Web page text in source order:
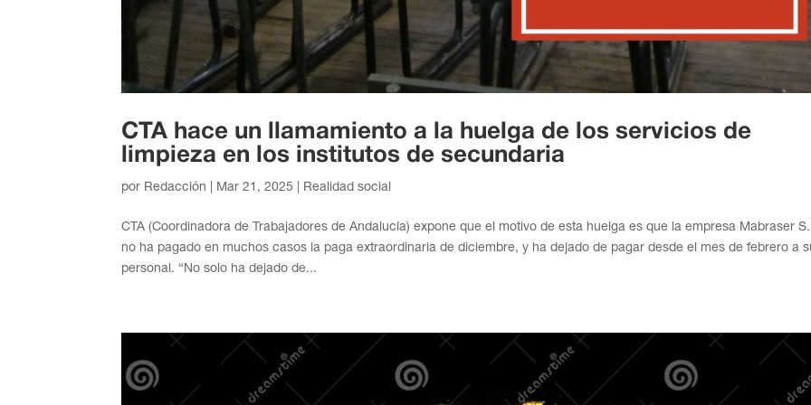
CTA hace un llamamiento a la huelga de los servicios de
limpieza en los institutos de secundaria
por Redacción Mar 21, 2025 Realidad social
CTA (Coordinadora de Trabajadores de Andalucía) expone que el motivo de esta huelga es que la empresa Mabraser
no ha pagado en muchos casos la paga extraordinaria de diciembre, y ha dejado de pagar desde el mes de febrero a
personal. “No solo ha dejado de...